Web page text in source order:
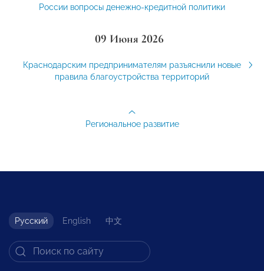
России вопросы денежно-кредитной политики
09 Июня 2026
Краснодарским предпринимателям разъяснили новые
правила благоустройства территорий
Региональное развитие
Русский English 中文